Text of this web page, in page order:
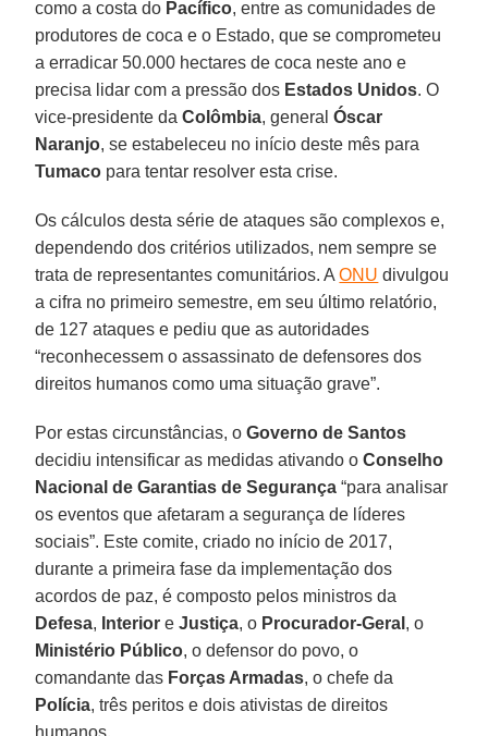
como a costa do Pacífico, entre as comunidades de
produtores de coca e o Estado, que se comprometeu
a erradicar 50.000 hectares de coca neste ano e
precisa lidar com a pressão dos Estados Unidos. O
vice-presidente daColômbia, generalÓscar
Naranjo, se estabeleceu no início deste mês para
Tumaco para tentar resolver esta crise.
Os cálculos desta série de ataques são complexos e,
dependendo dos critérios utilizados, nem sempre se
trata de representantes comunitários. AONU divulgou
a cifra no primeiro semestre, em seu último relatório,
de 127 ataques e pediu que as autoridades
“reconhecessem o assassinato de defensores dos
direitos humanos como uma situação grave”.
Por estas circunstâncias, oGoverno de Santos
decidiu intensificar as medidas ativando oConselho
Nacional de Garantias de Segurança “para analisar
os eventos que afetaram a segurança de líderes
sociais”. Este comite, criado no início de 2017,
durante a primeira fase da implementação dos
acordos de paz, é composto pelos ministros da
Defesa, Interior eJustiça, o Procurador-Geral , o
Ministério Público, o defensor do povo, o
comandante das Forças Armadas, o chefe da
Polícia, três peritos e dois ativistas de direitos
humanos.